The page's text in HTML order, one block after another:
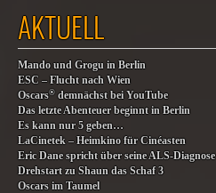
AKTUELL
Mando und Grogu in Berlin
ESC – Flucht nach Wien
Oscars® demnächst bei YouTube
Das letzte Abenteuer beginnt in Berlin
Es kann nur 5 geben…
LaCinetek – Heimkino für Cinéasten
Eric Dane spricht über seine ALS-Diagnose
Drehstart zu Shaun das Schaf 3
Oscars im Taumel